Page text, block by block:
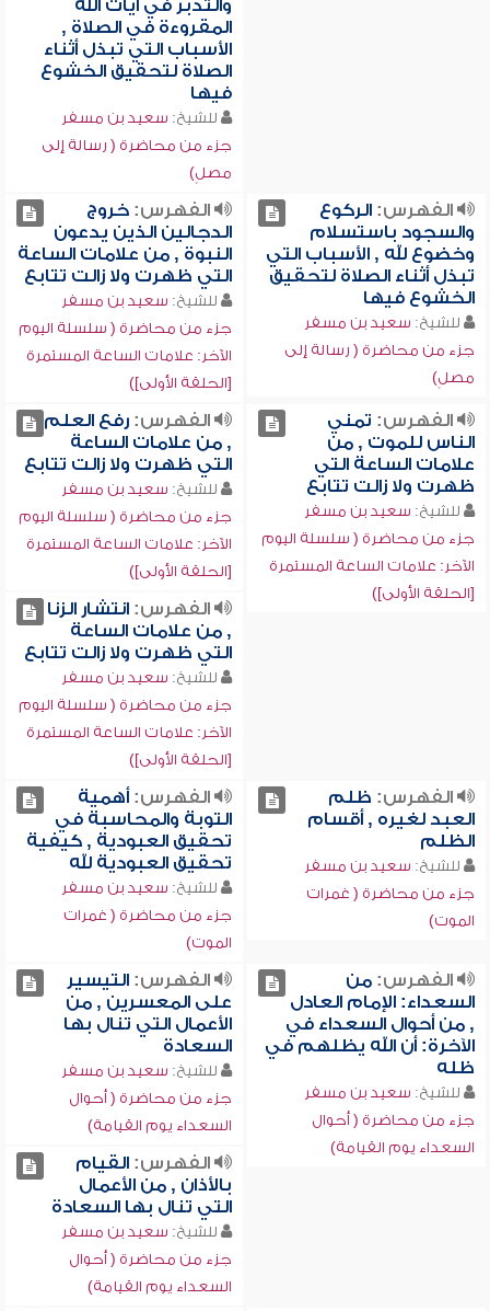
والتدبر في آيات الله
المقروءة في الصلاة ,
الأسباب التي تبذل أثناء
الصلاة لتحقيق الخشوع
فيها
للشيخ: سعيد بن مسفر
جزء من محاضرة ( رسالة إلى
مصلٍ)
الفهرس:الركوع
والسجود باستسلام
وخضوع لله , الأسباب التي
تبذل أثناء الصلاة لتحقيق
الخشوع فيها
للشيخ: سعيد بن مسفر
جزء من محاضرة ( رسالة إلى
مصلٍ)
الفهرس:خروج
الدجالين الذين يدعون
النبوة , من علامات الساعة
التي ظهرت ولا زالت تتابع
للشيخ: سعيد بن مسفر
جزء من محاضرة ( سلسلة اليوم
الآخر: علامات الساعة المستمرة
[الحلقة الأولى])
الفهرس: تمني
الناس للموت , من
علامات الساعة التي
ظهرت ولا زالت تتابع
للشيخ: سعيد بن مسفر
جزء من محاضرة ( سلسلة اليوم
الآخر: علامات الساعة المستمرة
[الحلقة الأولى])
الفهرس:رفع العلم
, من علامات الساعة
التي ظهرت ولا زالت تتابع
للشيخ: سعيد بن مسفر
جزء من محاضرة ( سلسلة اليوم
الآخر: علامات الساعة المستمرة
[الحلقة الأولى])
الفهرس:انتشار الزنا
, من علامات الساعة
التي ظهرت ولا زالت تتابع
للشيخ: سعيد بن مسفر
جزء من محاضرة ( سلسلة اليوم
الآخر: علامات الساعة المستمرة
[الحلقة الأولى])
الفهرس: ظلم
العبد لغيره , أقسام
الظلم
للشيخ: سعيد بن مسفر
جزء من محاضرة ( غمرات
الموت)
الفهرس:أهمية
التوبة والمحاسبة في
تحقيق العبودية , كيفية
تحقيق العبودية لله
للشيخ: سعيد بن مسفر
جزء من محاضرة ( غمرات
الموت)
الفهرس:من
السعداء: الإمام العادل
, من أحوال السعداء في
الآخرة: أن الله يظلهم في
ظله
للشيخ: سعيد بن مسفر
جزء من محاضرة ( أحوال
السعداء يوم القيامة)
الفهرس:التيسير
على المعسرين , من
الأعمال التي تنال بها
السعادة
للشيخ: سعيد بن مسفر
جزء من محاضرة ( أحوال
السعداء يوم القيامة)
الفهرس:القيام
بالأذان , من الأعمال
التي تنال بها السعادة
للشيخ: سعيد بن مسفر
جزء من محاضرة ( أحوال
السعداء يوم القيامة)